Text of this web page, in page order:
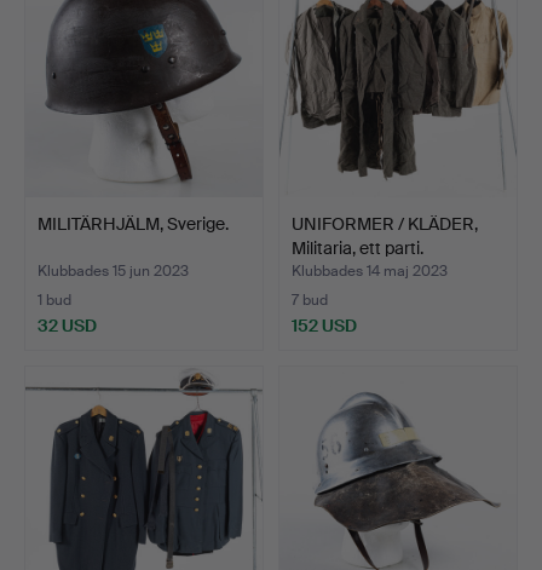
MILITÄRHJÄLM, Sverige.
Klubbades 15 jun 2023
1 bud
32 USD
UNIFORMER / KLÄDER,
Militaria, ett parti.
Klubbades 14 maj 2023
7 bud
152 USD